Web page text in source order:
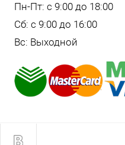
Пн-Пт: с 9:00 до 18:00
Сб: с 9:00 до 16:00
Вс: Выходной